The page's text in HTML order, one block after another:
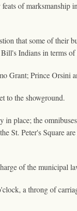
of marksmanship
that some of their
Indians in terms
Grant; Prince Orsini
to the showground.
place; the
St. Peter's Square
of the municipal
a throng of